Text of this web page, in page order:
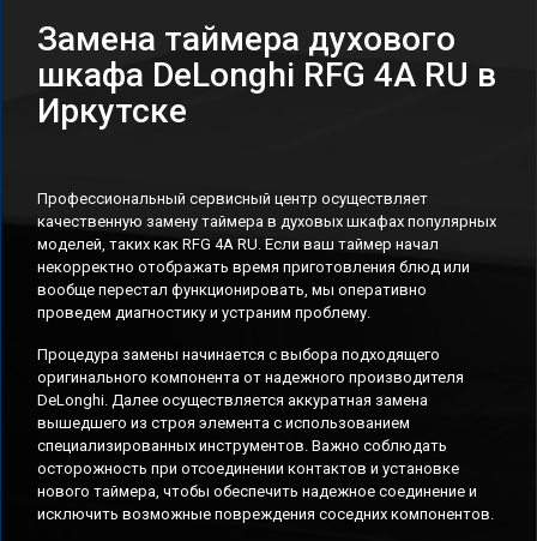
Замена таймера духового
шкафа DeLonghi RFG 4A RU в
Иркутске
Профессиональный сервисный центр осуществляет
качественную замену таймера в духовых шкафах популярных
моделей, таких как RFG 4A RU. Если ваш таймер начал
некорректно отображать время приготовления блюд или
вообще перестал функционировать, мы оперативно
проведем диагностику и устраним проблему.
Процедура замены начинается с выбора подходящего
оригинального компонента от надежного производителя
DeLonghi. Далее осуществляется аккуратная замена
вышедшего из строя элемента с использованием
специализированных инструментов. Важно соблюдать
осторожность при отсоединении контактов и установке
нового таймера, чтобы обеспечить надежное соединение и
исключить возможные повреждения соседних компонентов.